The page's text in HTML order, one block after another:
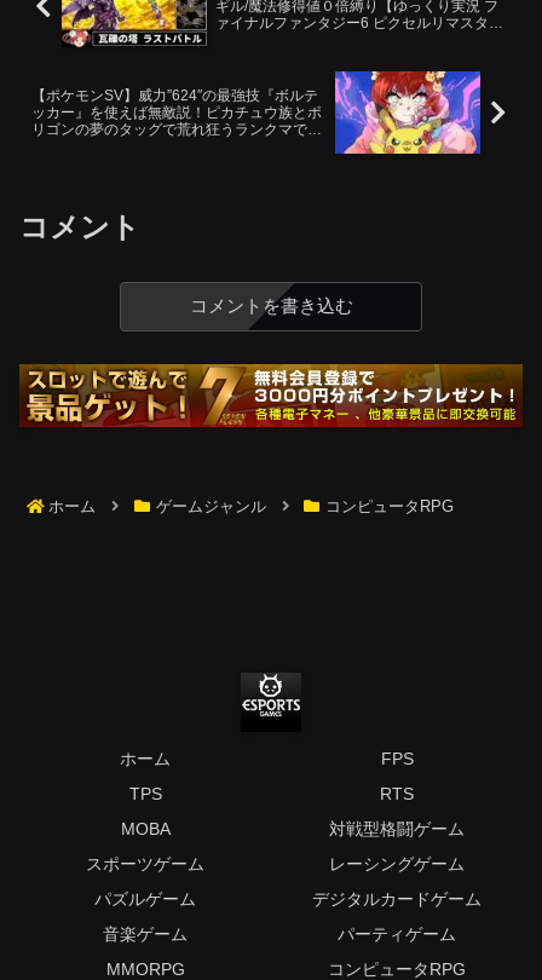
ギル/魔法修得値０倍縛り【ゆっくり実況 フ
ァイナルファンタジー6 ピクセルリマスター
【ポケモンSV】威力”624″の最強技『ボルテ
ッカー』を使えば無敵説！ピカチュウ族とポ
リゴンの夢のタッグで荒れ狂うランクマで３
コメント
コメントを書き込む
ホーム ゲームジャンル コンピュータRPG
ホーム
FPS
TPS
RTS
MOBA
対戦型格闘ゲーム
スポーツゲーム
レーシングゲーム
パズルゲーム
デジタルカードゲーム
音楽ゲーム
パーティゲーム
MMORPG
コンピュータRPG